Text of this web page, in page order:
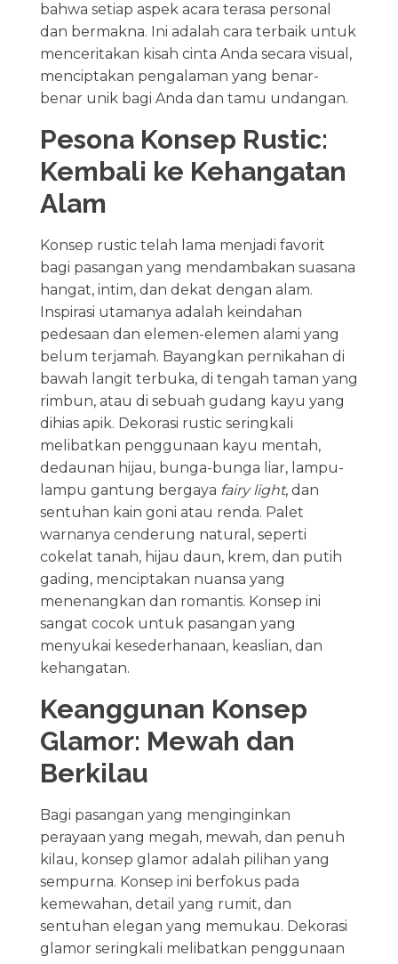
bahwa setiap aspek acara terasa personal
dan bermakna. Ini adalah cara terbaik untuk
menceritakan kisah cinta Anda secara visual,
menciptakan pengalaman yang benar-
benar unik bagi Anda dan tamu undangan.
Pesona Konsep Rustic:
Kembali ke Kehangatan
Alam
Konsep rustic telah lama menjadi favorit
bagi pasangan yang mendambakan suasana
hangat, intim, dan dekat dengan alam.
Inspirasi utamanya adalah keindahan
pedesaan dan elemen-elemen alami yang
belum terjamah. Bayangkan pernikahan di
bawah langit terbuka, di tengah taman yang
rimbun, atau di sebuah gudang kayu yang
dihias apik. Dekorasi rustic seringkali
melibatkan penggunaan kayu mentah,
dedaunan hijau, bunga-bunga liar, lampu-
lampu gantung bergaya fairy light, dan
sentuhan kain goni atau renda. Palet
warnanya cenderung natural, seperti
cokelat tanah, hijau daun, krem, dan putih
gading, menciptakan nuansa yang
menenangkan dan romantis. Konsep ini
sangat cocok untuk pasangan yang
menyukai kesederhanaan, keaslian, dan
kehangatan.
Keanggunan Konsep
Glamor: Mewah dan
Berkilau
Bagi pasangan yang menginginkan
perayaan yang megah, mewah, dan penuh
kilau, konsep glamor adalah pilihan yang
sempurna. Konsep ini berfokus pada
kemewahan, detail yang rumit, dan
sentuhan elegan yang memukau. Dekorasi
glamor seringkali melibatkan penggunaan